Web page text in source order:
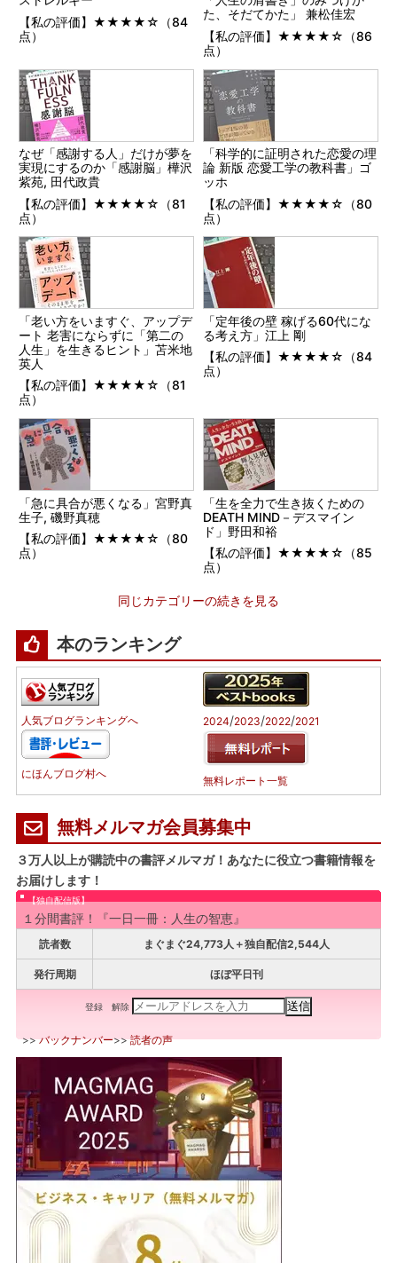
【私の評価】★★★★☆（84
点）
た、そだてかた」 兼松佳宏
【私の評価】★★★★☆（86
点）
なぜ「感謝する人」だけが夢を
実現にするのか「感謝脳」樺沢
紫苑, 田代政貴
【私の評価】★★★★☆（81
点）
「科学的に証明された恋愛の理
論 新版 恋愛工学の教科書」ゴ
ッホ
【私の評価】★★★★☆（80
点）
「老い方をいますぐ、アップデ
ート 老害にならずに「第二の
人生」を生きるヒント」苫米地
英人
【私の評価】★★★★☆（81
点）
「定年後の壁 稼げる60代にな
る考え方」江上 剛
【私の評価】★★★★☆（84
点）
「急に具合が悪くなる」宮野真
生子, 磯野真穂
【私の評価】★★★★☆（80
点）
「生を全力で生き抜くための
DEATH MIND－デスマイン
ド」野田和裕
【私の評価】★★★★☆（85
点）
同じカテゴリーの続きを見る
本のランキング
人気ブログランキングへ
にほんブログ村へ
2024/2023/2022/2021
無料レポート一覧
無料メルマガ会員募集中
３万人以上が購読中の書評メルマガ！あなたに役立つ書籍情報を
お届けします！
【独自配信版】
１分間書評！『一日一冊：人生の智恵』
読者数 まぐまぐ24,773人＋独自配信2,544人
発行周期 ほぼ平日刊
登録 解除
>>バックナンバー>>読者の声